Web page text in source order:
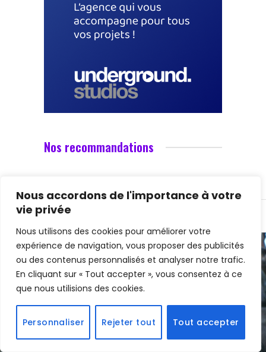
Nous accordons de l'importance à votre
vie privée
Nous utilisons des cookies pour améliorer votre
expérience de navigation, vous proposer des publicités
ou des contenus personnalisés et analyser notre trafic.
En cliquant sur « Tout accepter », vous consentez à ce
que nous utilisions des cookies.
Personnaliser Rejeter tout Tout accepter
Nos recommandations
Une première bande annonce pour